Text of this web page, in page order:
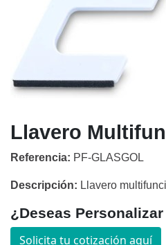
Llavero
Referencia: PF-GLASGOL
Descripción: Llavero
¿Deseas
Solicita tu cotización aquí